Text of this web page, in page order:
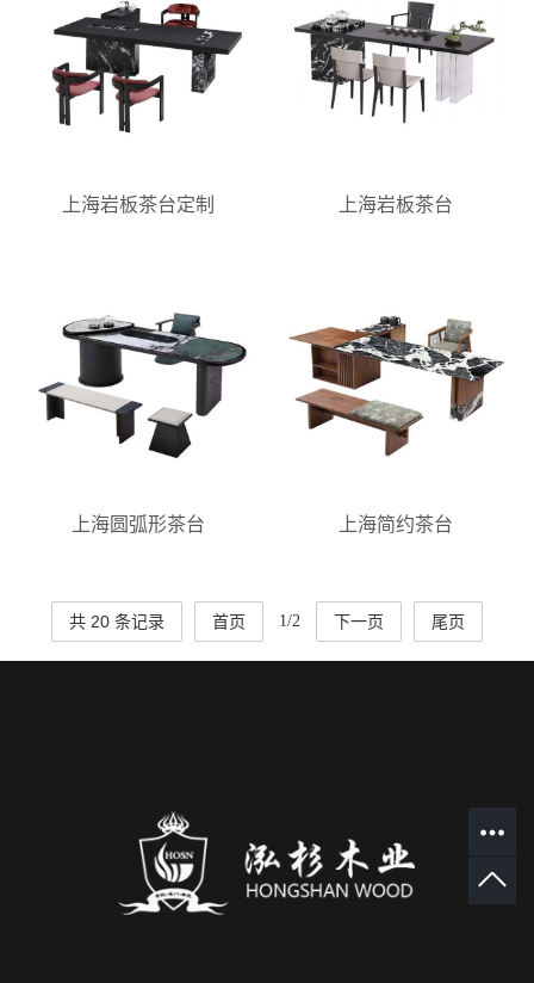
上海岩板茶台定制 上海岩板茶台
上海圆弧形茶台 上海简约茶台
共 20 条记录 首页 1/2 下一页 尾页